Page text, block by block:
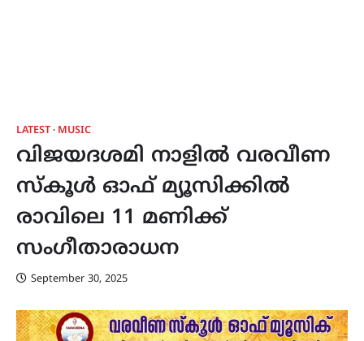
LATEST MUSIC
വിജയദശമി നാളിൽ വരവീണ
സ്‌കൂൾ ഓഫ് മ്യൂസിക്കിൽ
രാവിലെ 11 മണിക്ക്
സംഗീതാരാധന
September 30, 2025